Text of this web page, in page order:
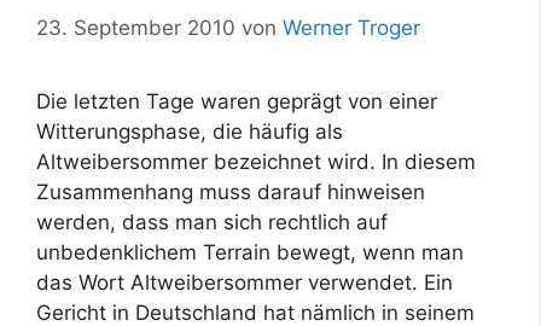
23. September 2010 von Werner Troger
Die letzten Tage waren geprägt von einer
Witterungsphase, die häufig als
Altweibersommer bezeichnet wird. In diesem
Zusammenhang muss darauf hinweisen
werden, dass man sich rechtlich auf
unbedenklichem Terrain bewegt, wenn man
das Wort Altweibersommer verwendet. Ein
Gericht in Deutschland hat nämlich in seinem